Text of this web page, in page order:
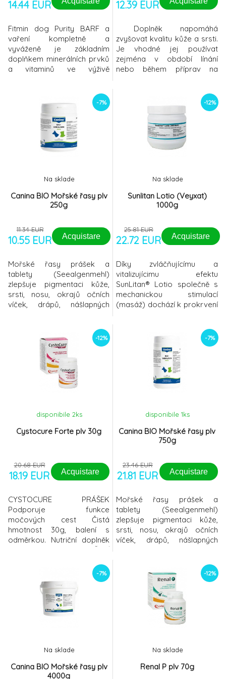
14.44 EUR
Fitmin dog Purity BARF a
vaření kompletně a
vyváženě je základním
doplňkem minerálních prvků
a vitaminů ve výživě
vitaminy a minerální látky,
kterými napomáhá k udržení
vyváženosti krmiva a je
vhodné použít u dospělých a
starších psů, pokud jsou
krmeni doma připravovanou
12.39 EUR
Doplněk napomáhá
zvyšovat kvalitu kůže a srsti.
Je vhodné jej používat
zejména v období línání
nebo během příprav na
zvýšit její lesk a posílit kožní
vazivo. Zároveň pozitivně
působí na posílení imunity a
celkový stav organismu psa
díky přídavku ß-glukanů a
nukleotidů. SLOŽENÍ
-7%
Canina BIO Mořské řasy plv
250g
Na sklade
11.34 EUR
10.55 EUR Acquistare
Mořské řasy prášek a
tablety (Seealgenmehl)
zlepšuje pigmentaci kůže,
srsti, nosu, okrajů očních
víček, drápů, nášlapných
pokožkou výrazně snižuje
nebezpečí různých kožních
potíží s mnoha stopovými
prvky, vitamíny, karotenoidy
a minerálními látkami čistě
přírodní produkt získávaný
-12%
Sunlitan Lotio (Veyxat)
1000g
Na sklade
25.81 EUR
22.72 EUR Acquistare
Díky zvláčňujícímu a
vitalizujícimu efektu
SunLitan® Lotio společně s
mechanickou stimulací
(masáž) dochází k prokrvení
podvrtnutí,přinášejí celkovou
úlevu.Ošetře
-12%
Cystocure Forte plv 30g
disponibile 2ks
20.68 EUR
18.19 EUR Acquistare
CYSTOCURE PRÁŠEK
Podporuje funkce
močových cest Čistá
hmotnost 30g, balení s
odměrkou. Nutriční doplněk
pro psy a kočky SLOŽENÍ
(titrated at 40% in
Hesperidin), Maltodextrin,
Vaccinium macrocarpon dry
extract (titrated at 10% in
Polyphenols), Silicon dioxide
-7%
Canina BIO Mořské řasy plv
750g
disponibile 1ks
23.46 EUR
21.81 EUR Acquistare
Mořské řasy prášek a
tablety (Seealgenmehl)
zlepšuje pigmentaci kůže,
srsti, nosu, okrajů očních
víček, drápů, nášlapných
pokožkou výrazně snižuje
nebezpečí různých kožních
potíží s mnoha stopovými
prvky, vitamíny, karotenoidy
a minerálními látkami čistě
přírodní produkt získávaný
-7%
Canina BIO Mořské řasy plv
4000g
Na sklade
-12%
Renal P plv 70g
Na sklade